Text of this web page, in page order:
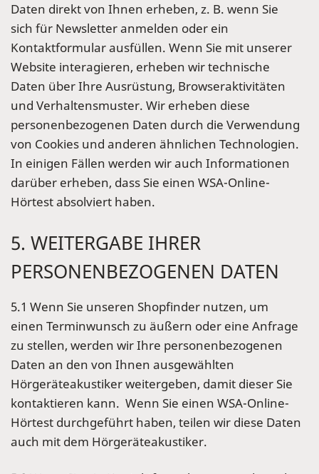
Daten direkt von Ihnen erheben, z. B. wenn Sie
sich für Newsletter anmelden oder ein
Kontaktformular ausfüllen. Wenn Sie mit unserer
Website interagieren, erheben wir technische
Daten über Ihre Ausrüstung, Browseraktivitäten
und Verhaltensmuster. Wir erheben diese
personenbezogenen Daten durch die Verwendung
von Cookies und anderen ähnlichen Technologien.
In einigen Fällen werden wir auch Informationen
darüber erheben, dass Sie einen WSA-Online-
Hörtest absolviert haben.
5. WEITERGABE IHRER
PERSONENBEZOGENEN DATEN
5.1 Wenn Sie unseren Shopfinder nutzen, um
einen Terminwunsch zu äußern oder eine Anfrage
zu stellen, werden wir Ihre personenbezogenen
Daten an den von Ihnen ausgewählten
Hörgeräteakustiker weitergeben, damit dieser Sie
kontaktieren kann. Wenn Sie einen WSA-Online-
Hörtest durchgeführt haben, teilen wir diese Daten
auch mit dem Hörgeräteakustiker.